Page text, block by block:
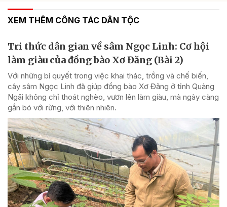
XEM THÊM CÔNG TÁC DÂN TỘC
Tri thức dân gian về sâm Ngọc Linh: Cơ hội
làm giàu của đồng bào Xơ Đăng (Bài 2)
Với những bí quyết trong việc khai thác, trồng và chế biến,
cây sâm Ngọc Linh đã giúp đồng bào Xơ Đăng ở tỉnh Quảng
Ngãi không chỉ thoát nghèo, vươn lên làm giàu, mà ngày càng
gắn bó với rừng, với thiên nhiên.